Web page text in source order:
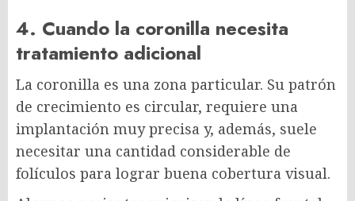
4. Cuando la coronilla necesita
tratamiento adicional
La coronilla es una zona particular. Su patrón
de crecimiento es circular, requiere una
implantación muy precisa y, además, suele
necesitar una cantidad considerable de
folículos para lograr buena cobertura visual.